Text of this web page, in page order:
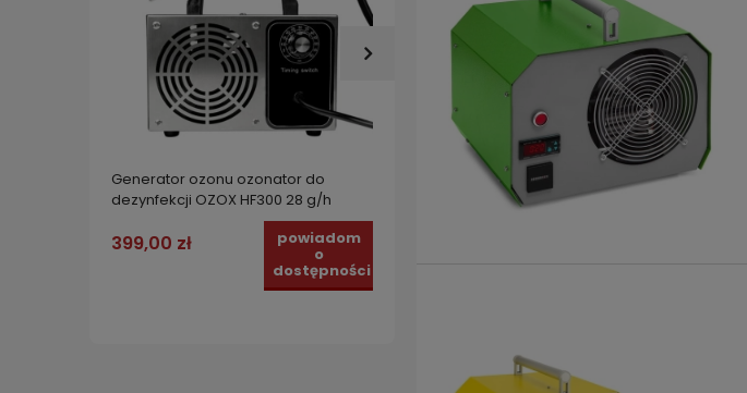
Generator ozonu ozonator do
dezynfekcji OZOX HF300 28 g/h
399,00 zł powiadom
o
dostępności
Generator ozonu ozonator do
dezynfekcji OZOX HF498 z cyfrowym